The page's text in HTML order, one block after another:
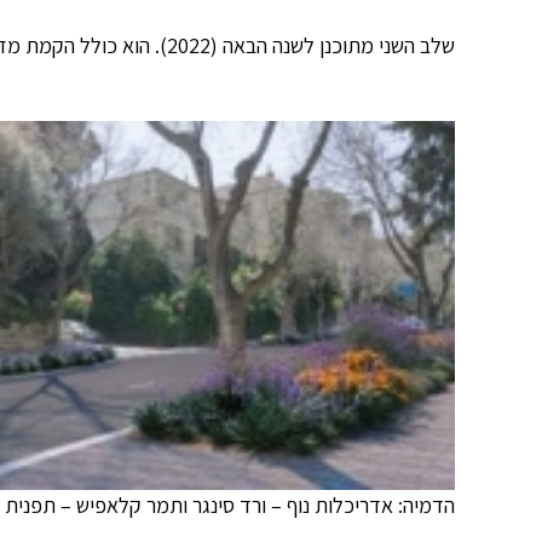
שלב השני מתוכנן לשנה הבאה (2022). הוא כולל הקמת מזרקה חדשה בכיכר סלאמה (כיכר אורד וינגייט) בצומת עם רחובות בלפור ומרכוס.
הדמיה: אדריכלות נוף – ורד סינגר ותמר קלאפיש – תפנית